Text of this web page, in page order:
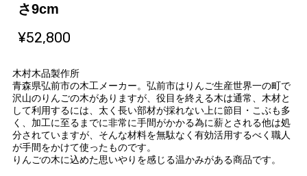
さ9cm
¥52,800
木村木品製作所
青森県弘前市の木工メーカー。弘前市はりんご生産世界一の町で
沢山のりんごの木がありますが、役目を終える木は通常、木材と
して利用するには、太く長い部材が採れない上に節目・こぶも多
く、加工に至るまでに非常に手間がかかる為に薪とされる他は処
分されていますが、そんな材料を無駄なく有効活用するべく職人
が手間をかけて使ったものです。
りんごの木に込めた思いやりを感じる温かみがある商品です。